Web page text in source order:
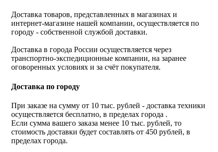
Доставка товаров, представленных в магазинах и
интернет-магазине нашей компании, осуществляется по
городу - собственной службой доставки.
Доставка в города России осуществляется через
транспортно-экспедиционные компании, на заранее
оговоренных условиях и за счёт покупателя.
Доставка по городу
При заказе на сумму от 10 тыс. рублей - доставка техники
осуществляется бесплатно, в пределах города .
Если сумма вашего заказа менее 10 тыс. рублей, то
стоимость доставки будет составлять от 450 рублей, в
пределах города.